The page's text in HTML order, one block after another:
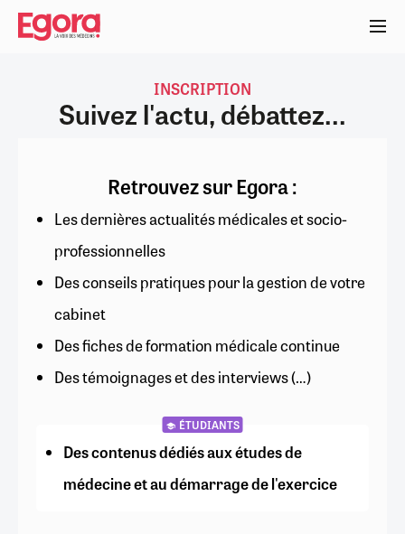
Aller
contenu
INSCRIPTION
Suivez l'actu, débattez...
Retrouvez sur Egora :
Les dernières actualités médicales et socio-
professionnelles
Des conseils pratiques pour la gestion de votre
cabinet
Des fiches de formation médicale continue
Des témoignages et des interviews (…)
ÉTUDIANTS
Des contenus dédiés aux études de
médecine et au démarrage de l'exercice